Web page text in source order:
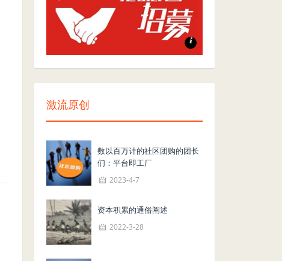
志愿者招募
激流原创
数以百万计的社区团购的团长
们：平台即工厂
2023-4-7
资本积累的通俗阐述
2022-3-28